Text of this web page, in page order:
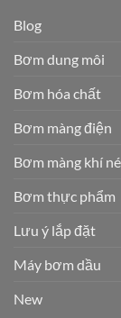
Blog
Bơm dung môi
Bơm hóa chất
Bơm màng điện
Bơm màng khí
Bơm thực phẩm
Lưu ý lắp đặt
Máy bơm dầu
New